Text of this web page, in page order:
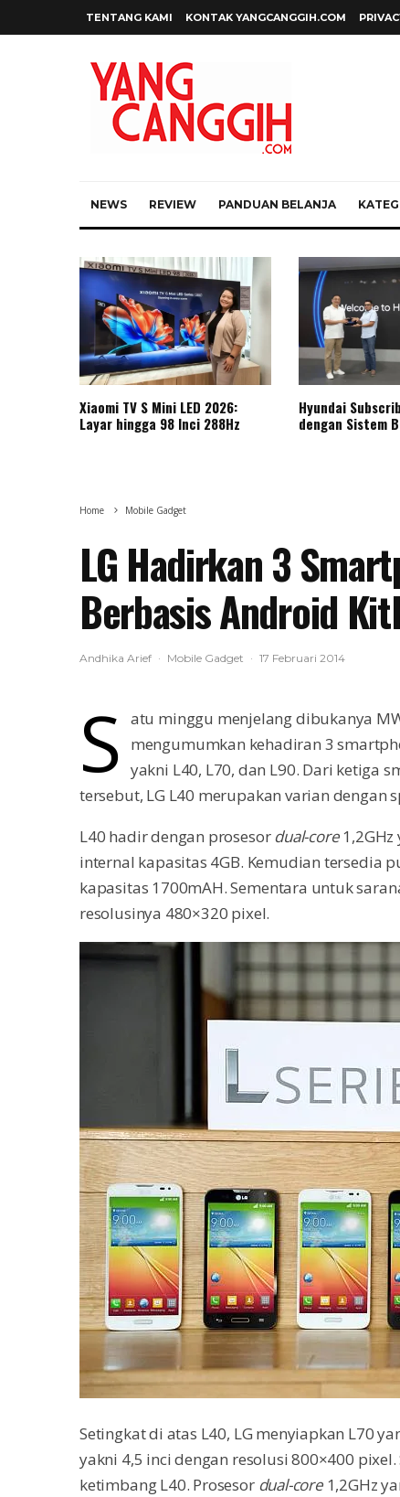
TENTANG KAMI KONTAK YANGCANGGIH.COM
NEWS REVIEW PANDUAN BELANJA
Xiaomi TV S Mini LED 2026:
Layar hingga 98 Inci 288Hz
Hyundai
dengan Sistem
Home Mobile Gadget
LG Hadirkan 3
Berbasis Android
Andhika Arief · Mobile Gadget · 17 Februari 2014
S atu minggu menjelang dibukanya
mengumumkan kehadiran 3
yakni L40, L70, dan L90. Dari ketiga
tersebut, LG L40 merupakan varian dengan
L40 hadir dengan prosesordual-core1,2GHz
internal kapasitas 4GB. Kemudian tersedia
kapasitas 1700mAH. Sementara untuk
resolusinya 480×320 pixel.
Setingkat di atas L40, LG menyiapkan L70
yakni 4,5 inci dengan resolusi 800×400
ketimbang L40. Prosesor dual-core1,2GHz